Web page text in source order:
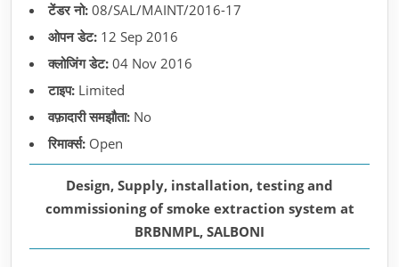
टेंडर नो: 08/SAL/MAINT/2016-17
ओपन डेट: 12 Sep 2016
क्लोजिंग डेट: 04 Nov 2016
टाइप: Limited
वफ़ादारी समझौता: No
रिमार्क्स: Open
Design, Supply, installation, testing and
commissioning of smoke extraction system at
BRBNMPL, SALBONI